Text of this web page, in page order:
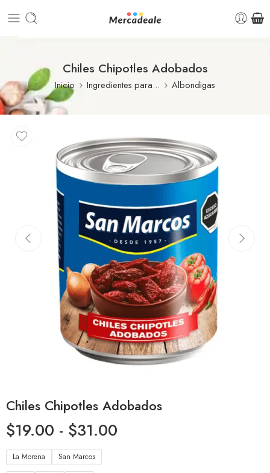
Chiles Chipotles Adobados
Inicio Ingredientes para... Albondigas
Chiles Chipotles Adobados
$19.00 - $31.00
La Morena San Marcos